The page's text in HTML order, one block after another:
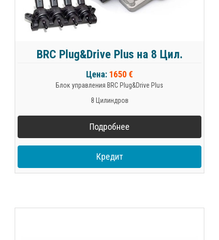
BRC Plug&Drive Plus на 8 Цил.
Цена: 1650 €
Блок управления BRC Plug&Drive Plus
8 Цилиндров
Подробнее
Кредит